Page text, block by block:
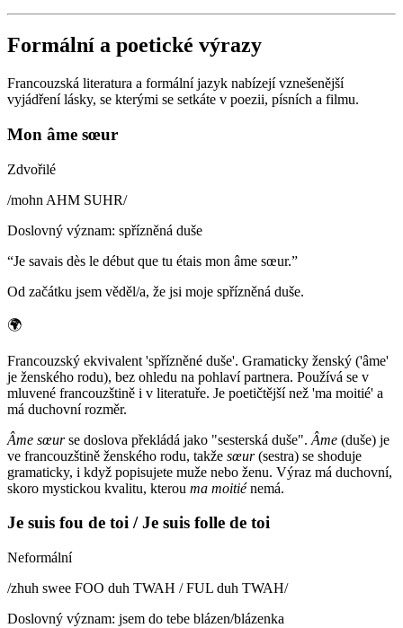
Formální a poetické výrazy
Francouzská literatura a formální jazyk nabízejí vznešenější
vyjádření lásky, se kterými se setkáte v poezii, písních a filmu.
Mon âme sœur
Zdvořilé
/mohn AHM SUHR/
Doslovný význam: spřízněná duše
“Je savais dès le début que tu étais mon âme sœur.”
Od začátku jsem věděl/a, že jsi moje spřízněná duše.
🌍
Francouzský ekvivalent 'spřízněné duše'. Gramaticky ženský ('âme'
je ženského rodu), bez ohledu na pohlaví partnera. Používá se v
mluvené francouzštině i v literatuře. Je poetičtější než 'ma moitié' a
má duchovní rozměr.
Âme sœurse doslova překládá jako "sesterská duše". Âme (duše) je
ve francouzštině ženského rodu, takže sœur(sestra) se shoduje
gramaticky, i když popisujete muže nebo ženu. Výraz má duchovní,
skoro mystickou kvalitu, kterou ma moitiénemá.
Je suis fou de toi / Je suis folle de toi
Neformální
/zhuh swee FOO duh TWAH / FUL duh TWAH/
Doslovný význam: jsem do tebe blázen/blázenka